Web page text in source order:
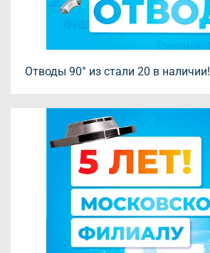
Отводы 90° из стали 20 в наличии!